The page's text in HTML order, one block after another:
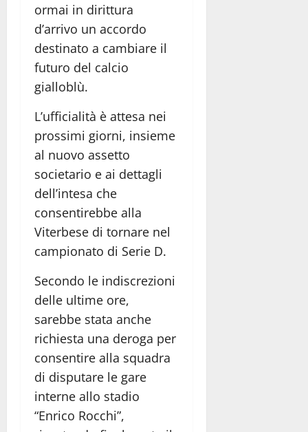
ormai in dirittura
d’arrivo un accordo
destinato a cambiare il
futuro del calcio
gialloblù.
L’ufficialità è attesa nei
prossimi giorni, insieme
al nuovo assetto
societario e ai dettagli
dell’intesa che
consentirebbe alla
Viterbese di tornare nel
campionato di Serie D.
Secondo le indiscrezioni
delle ultime ore,
sarebbe stata anche
richiesta una deroga per
consentire alla squadra
di disputare le gare
interne allo stadio
“Enrico Rocchi”,